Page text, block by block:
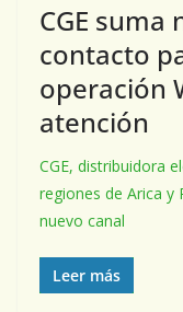
CGE suma
contacto
operación
atención
CGE, distribuidora
regiones de Arica y
nuevo canal
Leer más